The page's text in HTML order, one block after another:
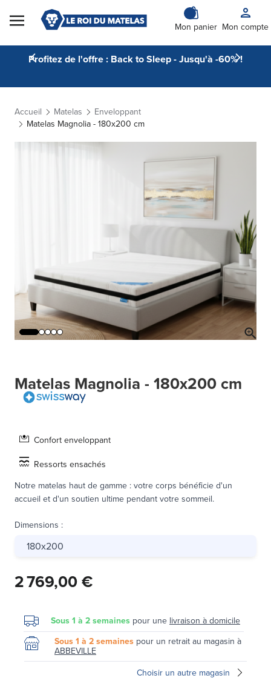
Skip to Content
Mon panier Mon compte
Profitez de l'offre : Back to Sleep - Jusqu'à -60% !
Accueil Matelas
Enveloppant
Matelas Magnolia - 180x200 cm
Matelas Magnolia - 180x200 cm
Confort enveloppant
Ressorts ensachés
Notre matelas haut de gamme : votre corps bénéficie d'un
accueil et d'un soutien ultime pendant votre sommeil.
Dimensions :
180x200
2 769,00 €
Sous 1 à 2 semaines pour une livraison à domicile
Sous 1 à 2 semaines pour un retrait au magasin à
ABBEVILLE
Choisir un autre magasin